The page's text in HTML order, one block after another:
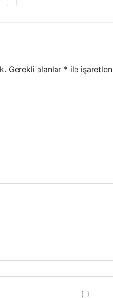
Gerekli alanlar * ile